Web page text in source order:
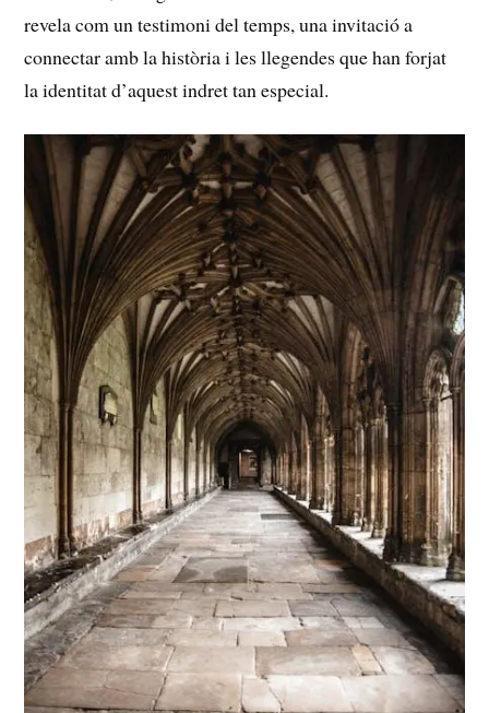
revela ‌com un testimoni⁣ del temps, una invitació a
connectar amb la història i les ⁤llegendes que han‍ forjat
la identitat d’aquest indret tan especial.